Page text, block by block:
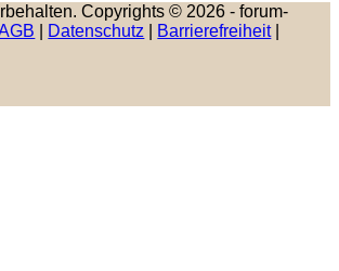
Copyrights © 2026 - forum-
Datenschutz Barrierefreiheit|